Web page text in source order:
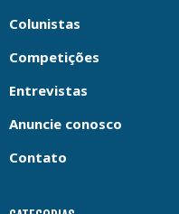
Colunistas
Competições
Entrevistas
Anuncie conosco
Contato